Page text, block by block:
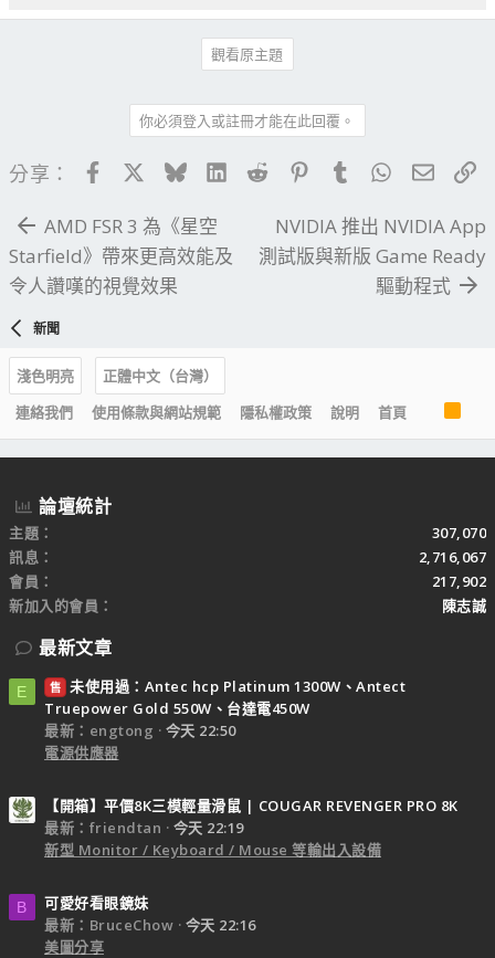
觀看原主題
你必須登入或註冊才能在此回覆。
分享： FacebookBlueskyLinkedIn
Reddit PinterestTumblrWhatsApp
電子
AMD FSR 3 為《星空
Starfield》帶來更高效能及
令人讚嘆的視覺效果
NVIDIA 推出 NVIDIA App
測試版與新版 Game Ready
驅動程式
新聞
淺色明亮
正體中文（台灣）
連絡我們
使用條款與網站規範 隱私權政策 說明 首頁
R
S
S
論壇統計
主題
307,070
訊息
2,716,067
會員
217,902
新加入的會員
陳志誠
最新文章
E 售 未使用過：Antec hcp Platinum 1300W、Antect
Truepower Gold 550W、台達電450W
最新：engtong
今天 22:50
電源供應器
【開箱】平價8K三模輕量滑鼠 | COUGAR REVENGER PRO 8K
最新：friendtan
今天 22:19
新型 Monitor / Keyboard / Mouse 等輸出入設備
B
可愛好看眼鏡妹
最新：BruceChow
今天 22:16
美圖分享